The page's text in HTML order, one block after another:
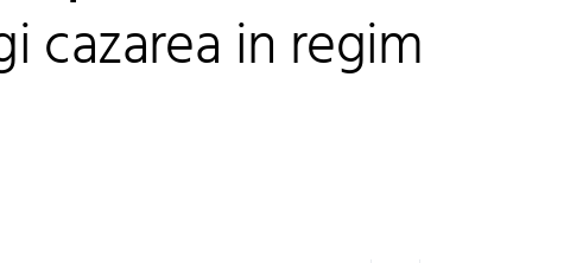
cazarea in regim